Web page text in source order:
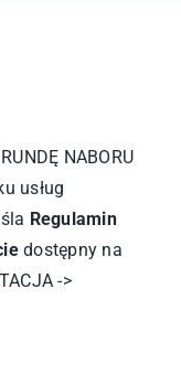
NABORU
usług
Regulamin
dostępny na
->